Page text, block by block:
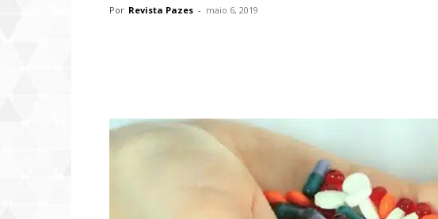
Por Revista Pazes - maio 6, 2019